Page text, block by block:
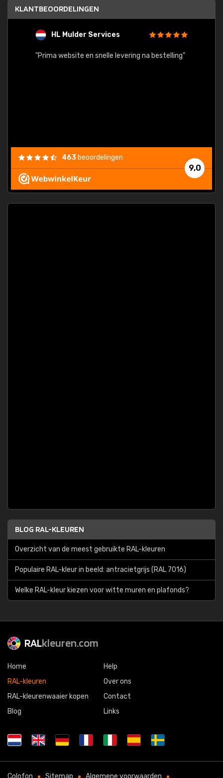
KLANTBEOORDELINGEN
HL Mulder Services
"Prima website en snelle levering na bestelling"
9,0
463 beoordelingen
BLOG RAL-KLEUREN
Overzicht van de meest gebruikte RAL-kleuren
Populaire RAL-kleur in beeld: antracietgrijs (RAL 7016)
Welke RAL-kleur kiezen voor witte muren en plafonds?
RALkleuren.com
Home
RAL-kleuren
RAL-kleurenwaaier kopen
Blog
Help
Over ons
Contact
Links
Colofon Sitemap Algemene voorwaarden